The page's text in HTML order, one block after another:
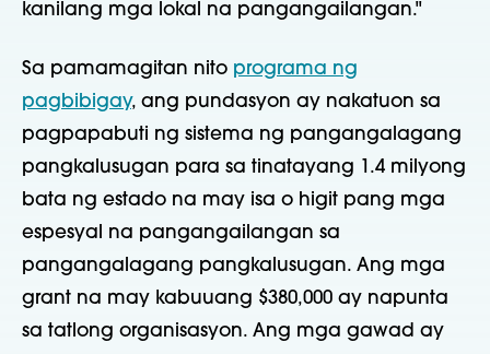
kanilang mga lokal na pangangailangan."
Sa pamamagitan nito programa ng
pagbibigay, ang pundasyon ay nakatuon sa
pagpapabuti ng sistema ng pangangalagang
pangkalusugan para sa tinatayang 1.4 milyong
bata ng estado na may isa o higit pang mga
espesyal na pangangailangan sa
pangangalagang pangkalusugan. Ang mga
grant na may kabuuang $380,000 ay napunta
sa tatlong organisasyon. Ang mga gawad ay